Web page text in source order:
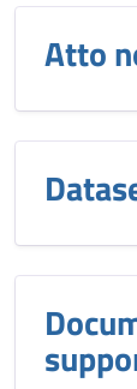
Atto